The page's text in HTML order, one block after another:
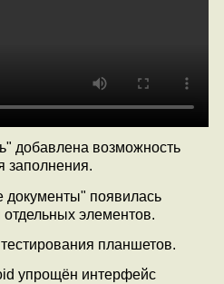
добавлена возможность
заполнения.
документы" появилась
элементов.
планшетов.
упрощён интерфейс